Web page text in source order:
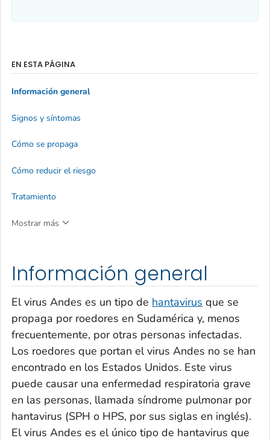
Información general
El virus Andes es un tipo de hantavirus que se
propaga por roedores en Sudamérica y, menos
frecuentemente, por otras personas infectadas.
Los roedores que portan el virus Andes no se han
encontrado en los Estados Unidos. Este virus
puede causar una enfermedad respiratoria grave
en las personas, llamada síndrome pulmonar por
hantavirus (SPH o HPS, por sus siglas en inglés).
El virus Andes es el único tipo de hantavirus que
EN ESTA PÁGINA
Información general
Signos y síntomas
Cómo se propaga
Cómo reducir el riesgo
Tratamiento
Mostrar más